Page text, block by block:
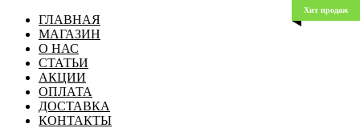
ГЛАВНАЯ
МАГАЗИН
О НАС
СТАТЬИ
АКЦИИ
ОПЛАТА
ДОСТАВКА
КОНТАКТЫ
Хит продаж